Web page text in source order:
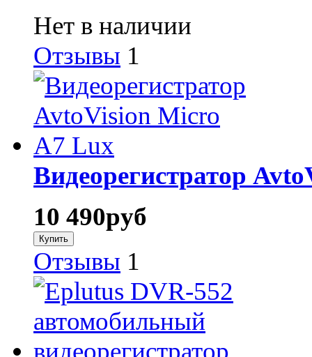
Нет в наличии
Отзывы 1
Видеорегистратор
10 490руб
Отзывы 1